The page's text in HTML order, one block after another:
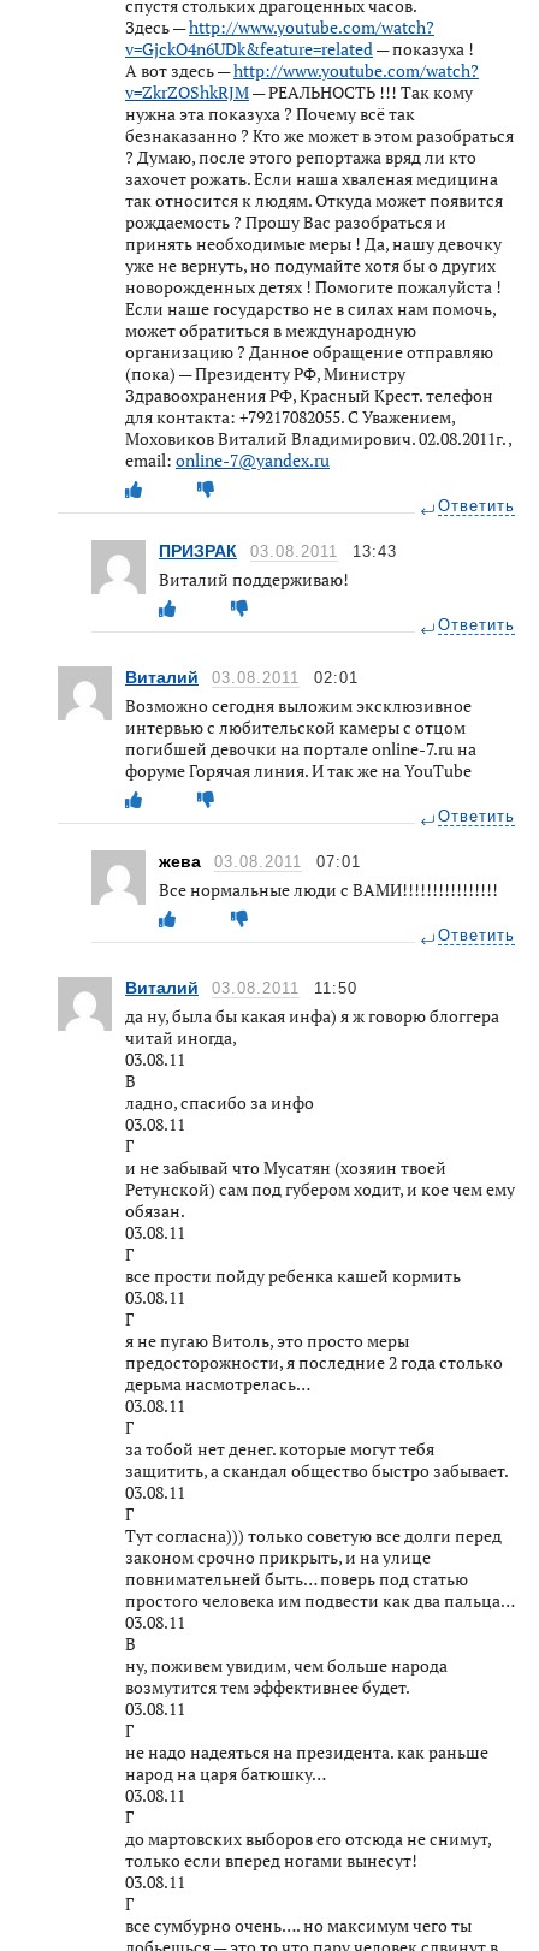
спустя стольких драгоценных часов.
Здесь —http://www.youtube.com/watch?
v=GjckO4n6UDk&feature=related— показуха !
А вот здесь —http://www.youtube.com/watch?
v=ZkrZOShkRJM— РЕАЛЬНОСТЬ !!! Так кому
нужна эта показуха ? Почему всё так
безнаказанно ? Кто же может в этом разобраться
? Думаю, после этого репортажа вряд ли кто
захочет рожать. Если наша хваленая медицина
так относится к людям. Откуда может появится
рождаемость ? Прошу Вас разобраться и
принять необходимые меры ! Да, нашу девочку
уже не вернуть, но подумайте хотя бы о других
новорожденных детях ! Помогите пожалуйста !
Если наше государство не в силах нам помочь,
может обратиться в международную
организацию ? Данное обращение отправляю
(пока) — Президенту РФ, Министру
Здравоохранения РФ, Красный Крест. телефон
для контакта: +79217082055. С Уважением,
Моховиков Виталий Владимирович. 02.08.2011г. ,
email: online-7@yandex.ru
Ответить
ПРИЗРАК 03.08.2011 13:43
Виталий поддерживаю!
Ответить
Виталий 03.08.2011 02:01
Возможно сегодня выложим эксклюзивное
интервью с любительской камеры с отцом
погибшей девочки на портале online-7.ru на
форуме Горячая линия. И так же на YouTube
Ответить
жева 03.08.2011 07:01
Все нормальные люди с ВАМИ!!!!!!!!!!!!!!!!
Ответить
Виталий 03.08.2011 11:50
да ну, была бы какая инфа) я ж говорю блоггера
читай иногда,
03.08.11
В
ладно, спасибо за инфо
03.08.11
Г
и не забывай что Мусатян (хозяин твоей
Ретунской) сам под губером ходит, и кое чем ему
обязан.
03.08.11
Г
все прости пойду ребенка кашей кормить
03.08.11
Г
я не пугаю Витоль, это просто меры
предосторожности, я последние 2 года столько
дерьма насмотрелась…
03.08.11
Г
за тобой нет денег. которые могут тебя
защитить, а скандал общество быстро забывает.
03.08.11
Г
Тут согласна))) только советую все долги перед
законом срочно прикрыть, и на улице
повнимательней быть… поверь под статью
простого человека им подвести как два пальца…
03.08.11
В
ну, поживем увидим, чем больше народа
возмутится тем эффективнее будет.
03.08.11
Г
не надо надеяться на президента. как раньше
народ на царя батюшку…
03.08.11
Г
до мартовских выборов его отсюда не снимут,
только если вперед ногами вынесут!
03.08.11
Г
все сумбурно очень…. но максимум чего ты